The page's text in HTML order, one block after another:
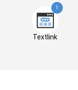
1
Textlink